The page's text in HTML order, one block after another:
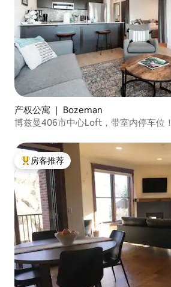
产权公寓 ｜ Bozeman
博兹曼406市中心Loft，带室内停车位！
热门「房客推荐」
房客推荐